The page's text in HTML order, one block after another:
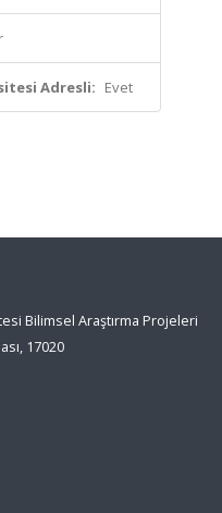
Adresli: Evet
Bilimsel Araştırma Projeleri
17020